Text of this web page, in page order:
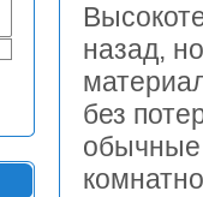
назад,
без
обычные